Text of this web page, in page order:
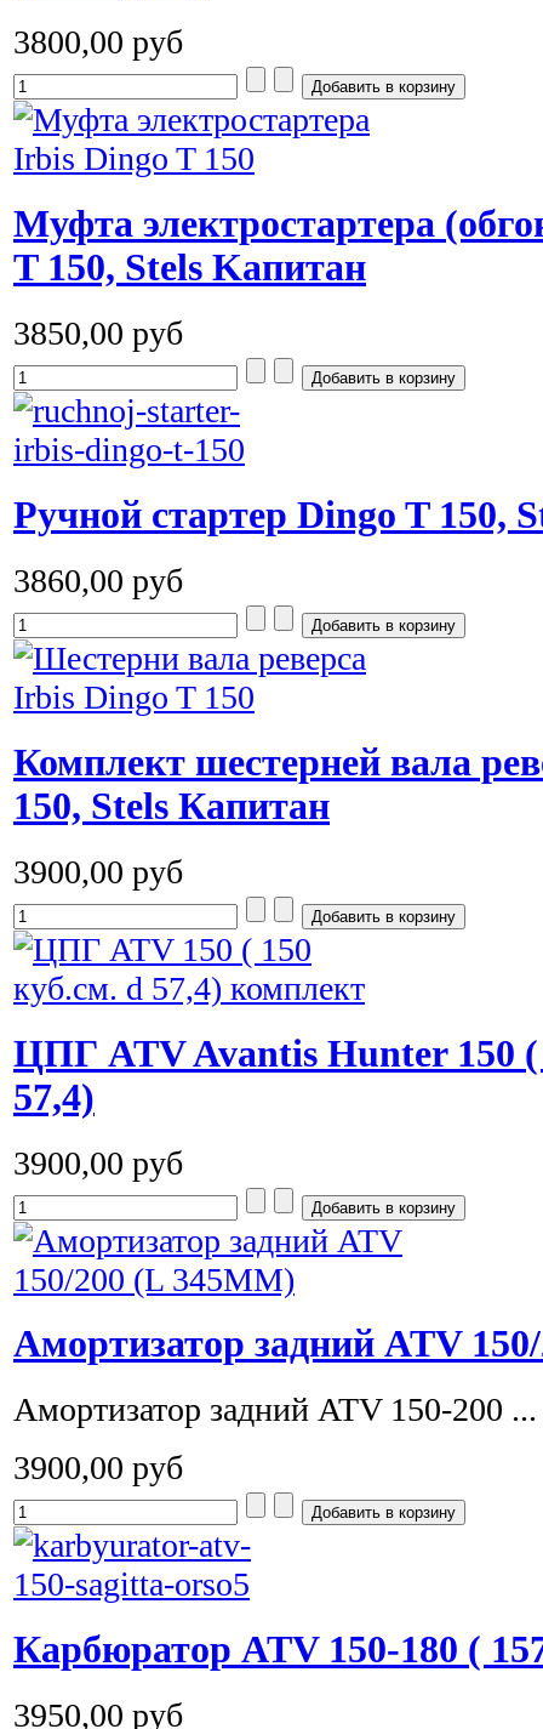
3800,00 руб
Муфта электростартера
T 150, Stels Kапитан
3850,00 руб
Ручной стартер Dingo T 150,
3860,00 руб
Комплект шестерней вала
150, Stels Капитан
3900,00 руб
ЦПГ ATV Avantis Hunter 150 (
57,4)
3900,00 руб
Амортизатор задний ATV
Амортизатор задний ATV 150-200 ...
3900,00 руб
Карбюратор ATV 150-180 (
3950,00 руб